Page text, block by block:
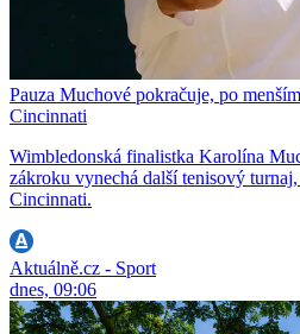
Pauza Muchové pokračuje, po
Cincinnati
Wimbledonská finalistka Karolína
zákroku vynechá další tenisový
Cincinnati.
Aktuálně.cz - Sport
dnes, 09:06